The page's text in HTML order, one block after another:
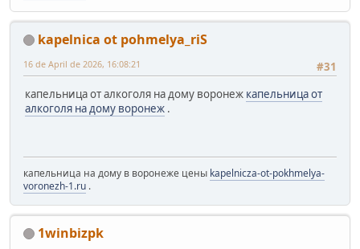
kapelnica ot pohmelya_riS
#31
16 de April de 2026, 16:08:21
капельница от алкоголя на дому воронеж капельница от
алкоголя на дому воронеж .
капельница на дому в воронеже цены kapelnicza-ot-pokhmelya-
voronezh-1.ru .
1winbizpk